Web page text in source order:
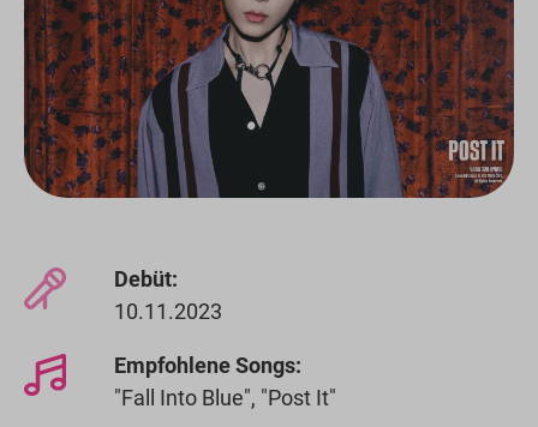
Debüt:
10.11.2023
Empfohlene Songs:
"Fall Into Blue", "Post It"